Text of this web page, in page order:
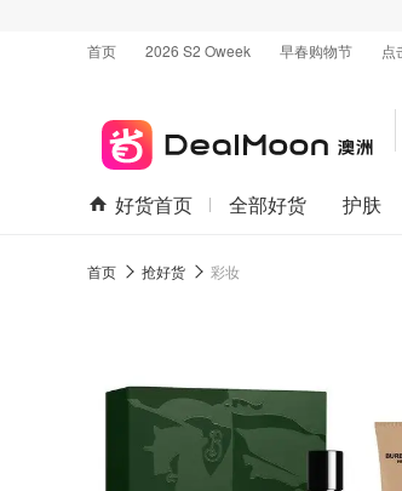
首页
2026 S2 Oweek 早春购物节 点
好货首页 全部好货 护肤
首页 抢好货 彩妆